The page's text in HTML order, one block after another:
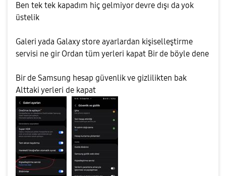
Ben tek tek kapadım hiç gelmiyor devre dışı da yok
üstelik
Galeri yada Galaxy store ayarlardan kişiselleştirme
servisi ne gir Ordan tüm yerleri kapat Bir de böyle dene
Bir de Samsung hesap güvenlik ve gizlilikten bak
Alttaki yerleri de kapat